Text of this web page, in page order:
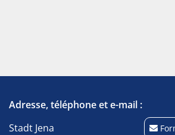
Adresse, téléphone et e-mail :
Stadt Jena